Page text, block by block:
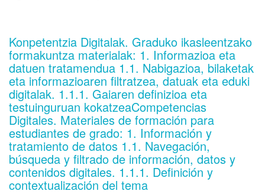
Konpetentzia Digitalak. Graduko ikasleentzako
formakuntza materialak: 1. Informazioa eta
datuen tratamendua 1.1. Nabigazioa, bilaketak
eta informazioaren filtratzea, datuak eta eduki
digitalak. 1.1.1. Gaiaren definizioa eta
testuinguruan kokatzeaCompetencias
Digitales. Materiales de formación para
estudiantes de grado: 1. Información y
tratamiento de datos 1.1. Navegación,
búsqueda y filtrado de información, datos y
contenidos digitales. 1.1.1. Definición y
contextualización del tema